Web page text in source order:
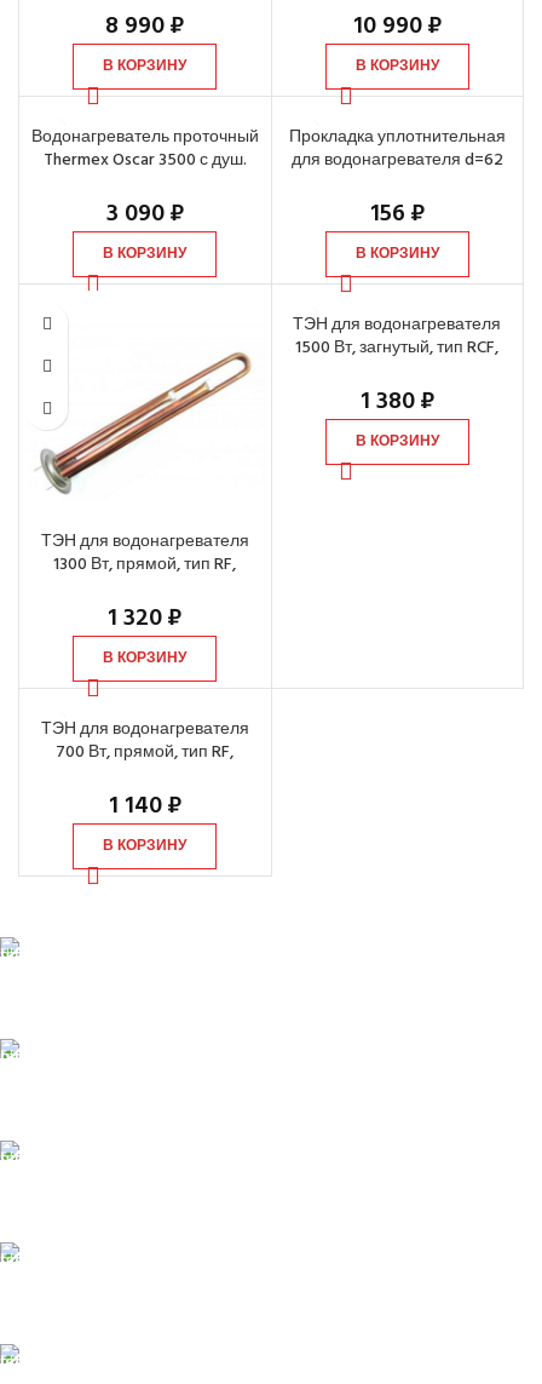
8 990₽
В КОРЗИНУ
10 990₽
В КОРЗИНУ
Водонагреватель проточный
Thermex Oscar 3500 с душ.
3 090₽
В КОРЗИНУ
Прокладка уплотнительная
для водонагревателя d=62
156₽
В КОРЗИНУ
ТЭН для водонагревателя
1300 Вт, прямой, тип RF,
1 320₽
В КОРЗИНУ
ТЭН для водонагревателя
1500 Вт, загнутый, тип RCF,
1 380₽
В КОРЗИНУ
ТЭН для водонагревателя
700 Вт, прямой, тип RF,
1 140₽
В КОРЗИНУ